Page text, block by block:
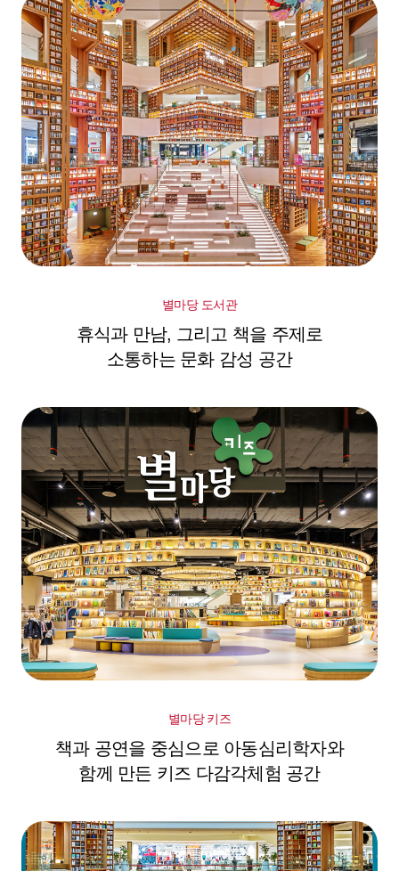
별마당 도서관
휴식과 만남, 그리고 책을 주제로
소통하는 문화 감성 공간
별마당 키즈
책과 공연을 중심으로 아동심리학자와
함께 만든 키즈 다감각체험 공간